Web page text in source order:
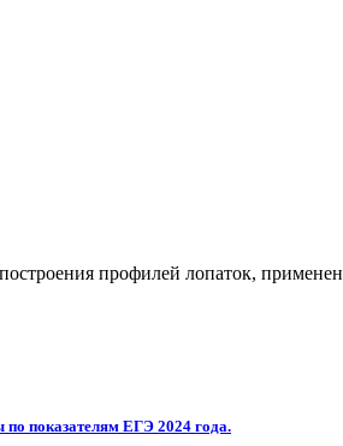
профилей лопаток,
по показателям ЕГЭ 2024 года.